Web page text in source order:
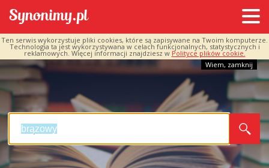
Ten serwis wykorzystuje pliki cookies, które są zapisywane na Twoim komputerze.
Technologia ta jest wykorzystywana w celach funkcjonalnych, statystycznych i
reklamowych. Więcej informacji znajdziesz w Polityce plików cookie.
Wiem, zamknij